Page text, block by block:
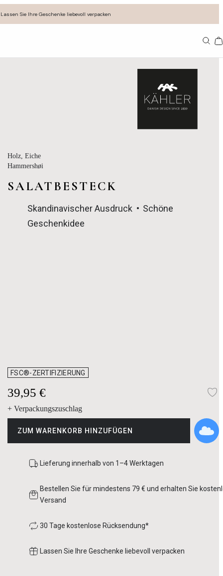
Lassen Sie Ihre Geschenke liebevoll verpacken
Holz , Eiche
Hammershøi
SALATBESTECK
Skandinavischer Ausdruck
Schöne
Geschenkidee
FSC®-ZERTIFIZIERUNG
39,95 €
+ Verpackungszuschlag
ZUM WARENKORB HINZUFÜGEN
Lieferung innerhalb von 1–4 Werktagen
Bestellen Sie für mindestens 79 € und erhalten Sie
Versand
30 Tage kostenlose Rücksendung*
Lassen Sie Ihre Geschenke liebevoll verpacken